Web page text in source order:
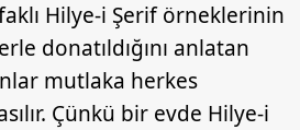
Hilye-i Şerif örneklerinin
donatıldığını anlatan
mutlaka herkes
Çünkü bir evde Hilye-i